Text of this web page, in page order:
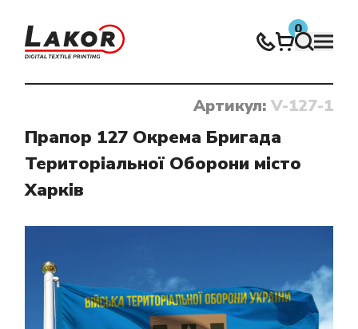
0
Нічого не знайдено
Артикул: V-127-1
Прапор 127 Окрема Бригада
Територіальної Оборони місто
Харків